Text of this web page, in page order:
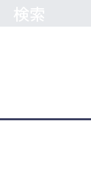
検索